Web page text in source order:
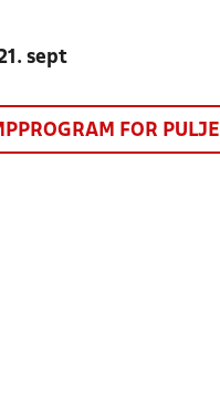
sept
FOR PULJE